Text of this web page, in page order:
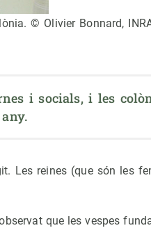
© Olivier Bonnard,
i socials, i les
Les reines (que són les
que les vespes